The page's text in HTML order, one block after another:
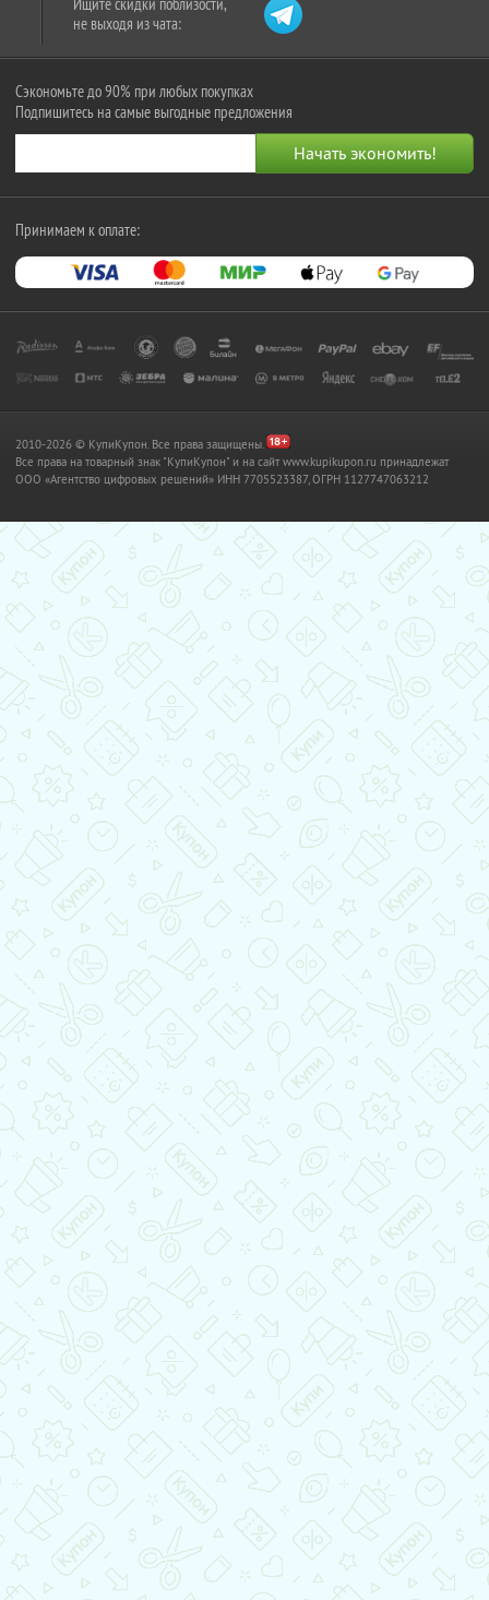
не выходя из чата:
Сэкономьте до 90% при любых покупках
Подпишитесь на самые выгодные предложения
Принимаем к оплате:
2010-2026 © КупиКупон. Все права защищены.
Все права на товарный знак "КупиКупон" и на сайт www.kupikupon.ru принадлежат
OOO «Агентство цифровых решений» ИНН 7705523387, ОГРН 1127747063212